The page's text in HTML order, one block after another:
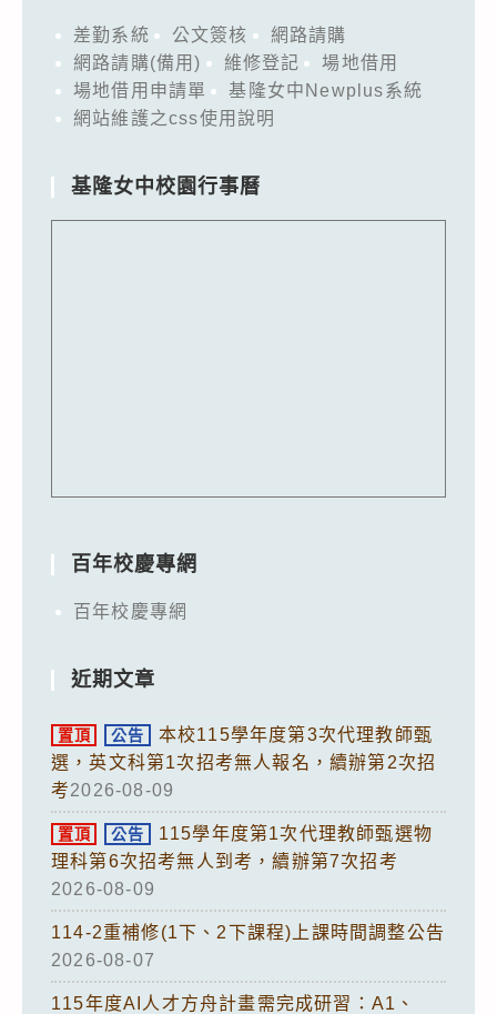
差勤系統 公文簽核
網路請購
網路請購(備用)
維修登記
場地借用
場地借用申請單
基隆女中Newplus系統
網站維護之css使用說明
基隆女中校園行事曆
百年校慶專網
百年校慶專網
近期文章
置頂 公告
本校115學年度第3次代理教師甄
選，英文科第1次招考無人報名，續辦第2次招
考2026-08-09
置頂 公告
115學年度第1次代理教師甄選物
理科第6次招考無人到考，續辦第7次招考
2026-08-09
114-2重補修(1下、2下課程)上課時間調整公告
2026-08-07
115年度AI人才方舟計畫需完成研習：A1、